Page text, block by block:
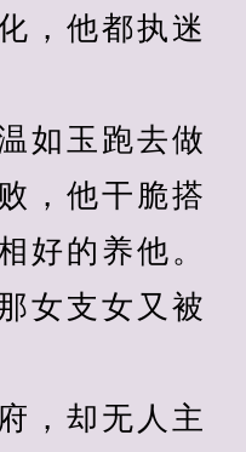
，他都执迷
玉跑去做
，他干脆搭
好的养他。
支女又被
却无人主